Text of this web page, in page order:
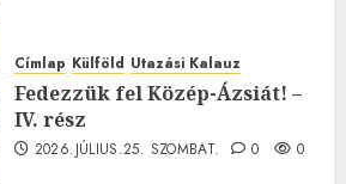
Címlap Külföld Utazási Kalauz
Fedezzük fel Közép-Ázsiát! –
IV. rész
2026.JÚLIUS.25. SZOMBAT. 0 0